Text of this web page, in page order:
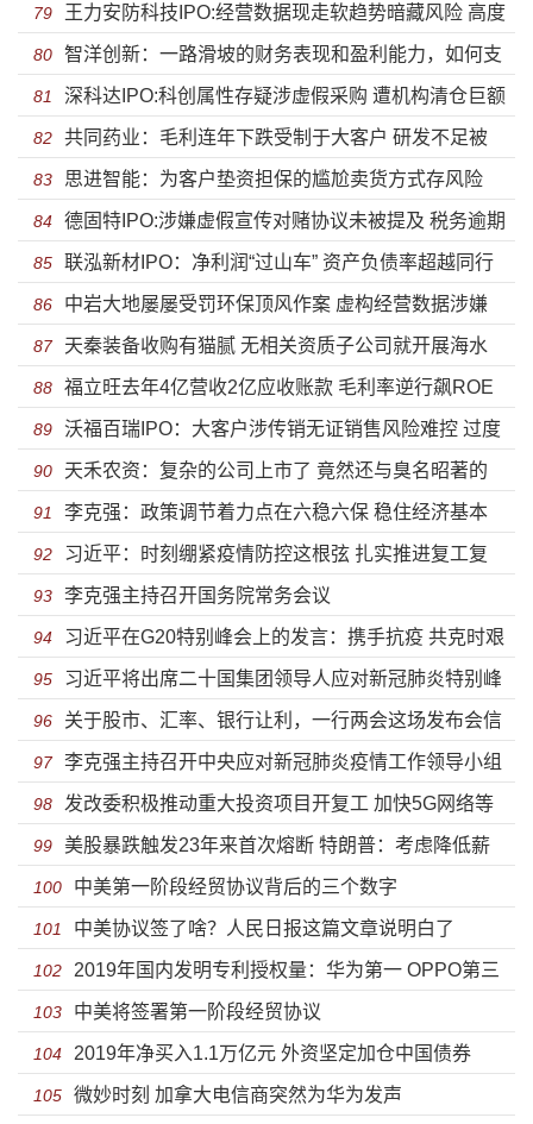
高不下大客户涉嫌传销
79 王力安防科技IPO:经营数据现走软趋势暗藏风险 高度
家族化企业能行多远？
80 智洋创新：一路滑坡的财务表现和盈利能力，如何支
撑起上市梦想？
81 深科达IPO:科创属性存疑涉虚假采购 遭机构清仓巨额
逾期账款对大客户收入下滑
82 共同药业：毛利连年下跌受制于大客户 研发不足被
FDA警示盈利能力堪忧
83 思进智能：为客户垫资担保的尴尬卖货方式存风险
第一大外协商资不抵债
84 德固特IPO:涉嫌虚假宣传对赌协议未被提及 税务逾期
遭员工起诉被列执行人
85 联泓新材IPO：净利润“过山车” 资产负债率超越同行
近30%
86 中岩大地屡屡受罚环保顶风作案 虚构经营数据涉嫌
利益输送
87 天秦装备收购有猫腻 无相关资质子公司就开展海水
淡化设备业务
88 福立旺去年4亿营收2亿应收账款 毛利率逆行飙ROE
狂降
89 沃福百瑞IPO：大客户涉传销无证销售风险难控 过度
依赖出口疫情当口存隐患
90 天禾农资：复杂的公司上市了 竟然还与臭名昭著的
康美药业造假有关联
91 李克强：政策调节着力点在六稳六保 稳住经济基本
盘
92 习近平：时刻绷紧疫情防控这根弦 扎实推进复工复
产复学
93 李克强主持召开国务院常务会议
94 习近平在G20特别峰会上的发言：携手抗疫 共克时艰
95 习近平将出席二十国集团领导人应对新冠肺炎特别峰
会
96 关于股市、汇率、银行让利，一行两会这场发布会信
息量巨大
97 李克强主持召开中央应对新冠肺炎疫情工作领导小组
会议 部署调整优化防控措施 进一步精准防范疫情跨境输
入输出等
98 发改委积极推动重大投资项目开复工 加快5G网络等
新基建建设进度
99 美股暴跌触发23年来首次熔断 特朗普：考虑降低薪
资税救市
100 中美第一阶段经贸协议背后的三个数字
101 中美协议签了啥？人民日报这篇文章说明白了
102 2019年国内发明专利授权量：华为第一 OPPO第三
103 中美将签署第一阶段经贸协议
104 2019年净买入1.1万亿元 外资坚定加仓中国债券
105 微妙时刻 加拿大电信商突然为华为发声